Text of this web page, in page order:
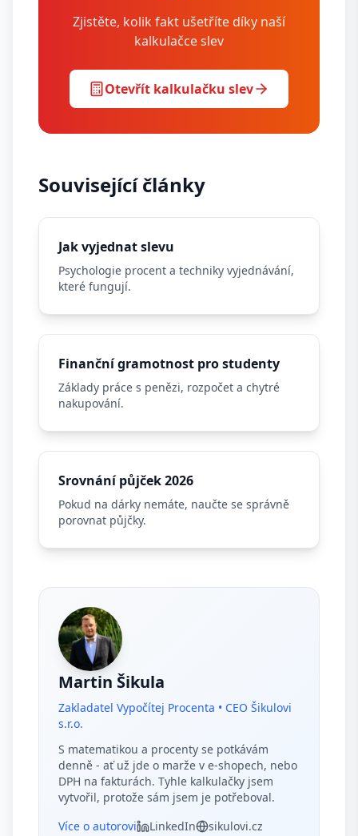
Zjistěte, kolik fakt ušetříte díky naší
kalkulačce slev
Otevřít kalkulačku slev
Související články
Jak vyjednat slevu
Psychologie procent a techniky vyjednávání,
které fungují.
Finanční gramotnost pro studenty
Základy práce s penězi, rozpočet a chytré
nakupování.
Srovnání půjček 2026
Pokud na dárky nemáte, naučte se správně
porovnat půjčky.
Martin Šikula
Zakladatel Vypočítej Procenta • CEO Šikulovi
s.r.o.
S matematikou a procenty se potkávám
denně - ať už jde o marže v e-shopech, nebo
DPH na fakturách. Tyhle kalkulačky jsem
vytvořil, protože sám jsem je potřeboval.
Více o autorovi
LinkedIn sikulovi.cz